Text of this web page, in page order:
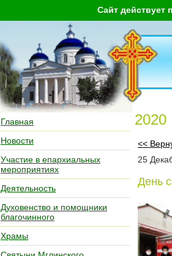
Сайт действует
Главная
Новости
Участие в епархиальных
мероприятиях
Деятельность
Духовенство и помощники
благочинного
Храмы
2020
<<
25
День